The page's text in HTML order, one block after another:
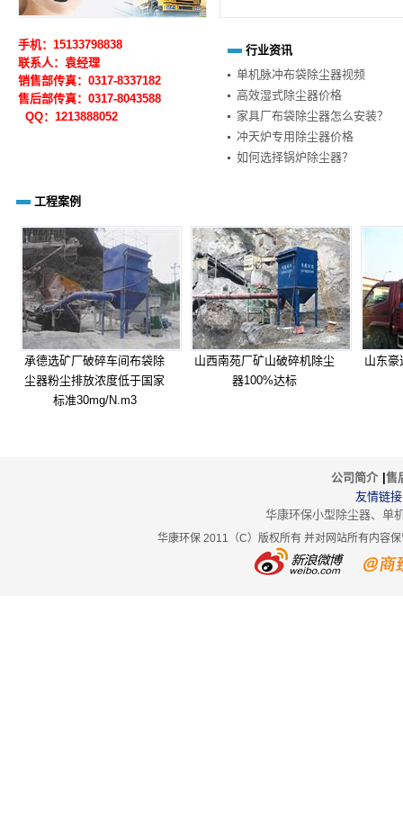
行业资讯
单机脉冲布袋除尘器视频
高效湿式除尘器价格
家具厂布袋除尘器怎么安装？
冲天炉专用除尘器价格
如何选择锅炉除尘器？
手机：15133798838
联系人：袁经理
销售部传真：0317-8337182
售后部传真：0317-8043588
QQ：1213888052
工程案例
承德选矿厂破碎车间布袋除
尘器粉尘排放浓度低于国家
标准30mg/N.m3
山西南苑厂矿山破碎机除尘
器100%达标
山东豪
公司简介 售
友情链
华康环保小型除尘器、单
华康环保 2011（C）版权所有 并对网站所有内容